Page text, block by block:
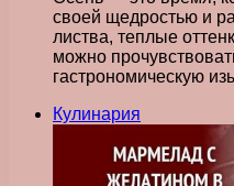
своей щедростью и
листва, теплые
можно
гастрономическую
Кулинария